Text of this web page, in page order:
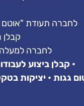
לחברה תעודת "אוטם
לחברה למעלה מ- 25 שנות פעילות
• קבלן ביצוע
גגות • יציקות